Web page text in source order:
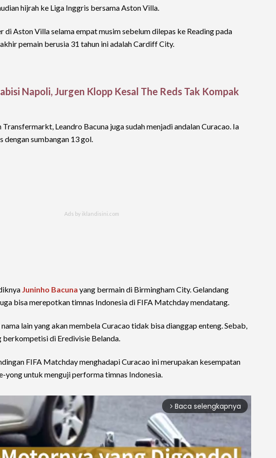
hijrah ke Liga Inggris bersama Aston Villa.
di Aston Villa selama empat musim sebelum dilepas ke Reading pada
pemain berusia 31 tahun ini adalah Cardiff City.
Napoli, Jurgen Klopp Kesal The Reds Tak Kompak
Leandro Bacuna juga sudah menjadi andalan Curacao. Ia
dengan sumbangan 13 gol.
Juninho Bacuna yang bermain di Birmingham City. Gelandang
bisa merepotkan timnas Indonesia di FIFA Matchday mendatang.
lain yang akan membela Curacao tidak bisa dianggap enteng. Sebab,
berkompetisi di Eredivisie Belanda.
FIFA Matchday menghadapi Curacao ini merupakan kesempatan
yong untuk menguji performa timnas Indonesia.
arrow_forward_ios Baca selengkapnya